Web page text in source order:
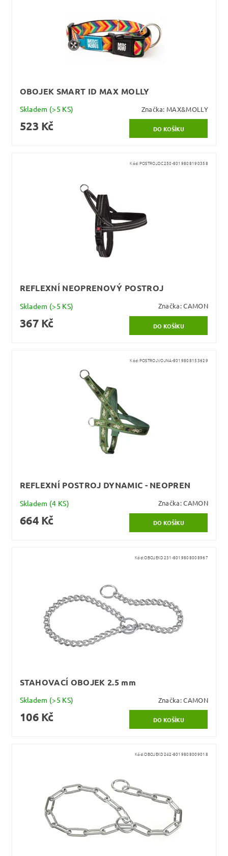
OBOJEK SMART ID MAX MOLLY
Skladem (>5 KS) Značka: MAX&MOLLY
523 Kč
Kód:POSTROJDC250-8019808190358
REFLEXNÍ NEOPRENOVÝ POSTROJ
Skladem (>5 KS) Značka:CAMON
367 Kč
Kód:POSTROJVOJNA-8019808153629
REFLEXNÍ POSTROJ DYNAMIC - NEOPREN
Skladem (4 KS) Značka:CAMON
664 Kč
Kód:OBOJEKD231-8019808008967
STAHOVACÍ OBOJEK 2.5 mm
Skladem (>5 KS) Značka:CAMON
106 Kč
Kód:OBOJEKD242-8019808009018